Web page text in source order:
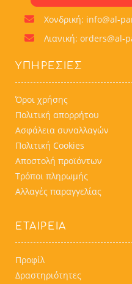
Χονδρική: info@al-
Λιανική: orders@al-
ΥΠΗΡΕΣΊΕΣ
Όροι χρήσης
Πολιτική απορρήτου
Ασφάλεια συναλλαγών
Πολιτική Cookies
Αποστολή προϊόντων
Τρόποι πληρωμής
Αλλαγές παραγγελίας
ΕΤΑΙΡΕΙΑ
Προφίλ
Δραστηριότητες